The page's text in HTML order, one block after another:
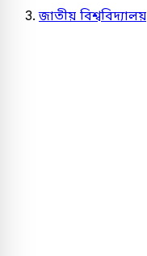
জাতীয় বিশ্ববিদ্যালয়